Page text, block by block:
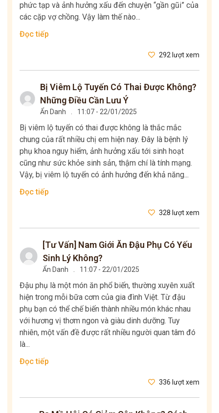
phức tạp và ảnh hưởng xấu đến chuyện “gần gũi” của
các cặp vợ chồng. Vậy làm thế nào...
Đọc tiếp
292 lượt xem
Bị Viêm Lộ Tuyến Có Thai Được Không?
Những Điều Cần Lưu Ý
Ẩn Danh . 11:07 - 22/01/2025
Bị viêm lộ tuyến có thai được không là thắc mắc
chung của rất nhiều chị em hiện nay. Đây là bệnh lý
phụ khoa nguy hiểm, ảnh hưởng xấu tới sinh hoạt
cũng như sức khỏe sinh sản, thậm chí là tính mạng.
Vậy, bị viêm lộ tuyến có ảnh hưởng đến khả năng...
Đọc tiếp
328 lượt xem
[Tư Vấn] Nam Giới Ăn Đậu Phụ Có Yếu
Sinh Lý Không?
Ẩn Danh . 11:07 - 22/01/2025
Đậu phụ là một món ăn phổ biến, thường xuyên xuất
hiện trong mỗi bữa cơm của gia đình Việt. Từ đậu
phụ bạn có thể chế biến thành nhiều món khác nhau
với hương vị thơm ngon và giàu dinh dưỡng. Tuy
nhiên, một vấn đề được rất nhiều người quan tâm đó
là...
Đọc tiếp
336 lượt xem